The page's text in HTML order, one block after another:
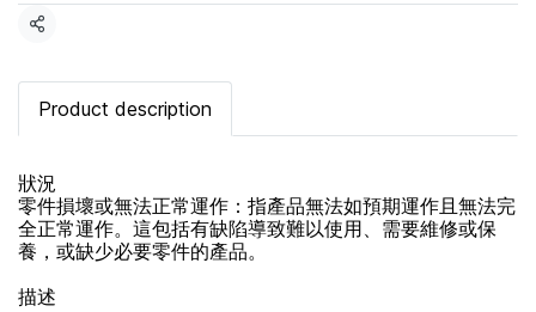
Share
Product description
狀況
零件損壞或無法正常運作：指產品無法如預期運作且無法完
全正常運作。這包括有缺陷導致難以使用、需要維修或保
養，或缺少必要零件的產品。
描述